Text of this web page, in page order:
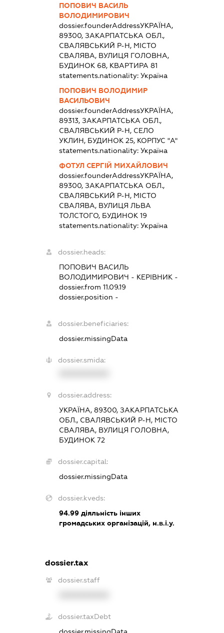
ПОПОВИЧ ВАСИЛЬ
ВОЛОДИМИРОВИЧ
dossier.founderAddressУКРАЇНА,
89300, ЗАКАРПАТСЬКА ОБЛ.,
СВАЛЯВСЬКИЙ Р-Н, МІСТО
СВАЛЯВА, ВУЛИЦЯ ГОЛОВНА,
БУДИНОК 68, КВАРТИРА 81
statements.nationality: Україна
ПОПОВИЧ ВОЛОДИМИР
ВАСИЛЬОВИЧ
dossier.founderAddressУКРАЇНА,
89313, ЗАКАРПАТСЬКА ОБЛ.,
СВАЛЯВСЬКИЙ Р-Н, СЕЛО
УКЛИН, БУДИНОК 25, КОРПУС "А"
statements.nationality: Україна
ФОТУЛ СЕРГІЙ МИХАЙЛОВИЧ
dossier.founderAddressУКРАЇНА,
89300, ЗАКАРПАТСЬКА ОБЛ.,
СВАЛЯВСЬКИЙ Р-Н, МІСТО
СВАЛЯВА, ВУЛИЦЯ ЛЬВА
ТОЛСТОГО, БУДИНОК 19
statements.nationality: Україна
dossier.heads:
ПОПОВИЧ ВАСИЛЬ
ВОЛОДИМИРОВИЧ - КЕРІВНИК-
dossier.from 11.09.19
dossier.position -
dossier.beneficiaries:
dossier.missingData
dossier.smida:
dossier.address:
УКРАЇНА, 89300, ЗАКАРПАТСЬКА
ОБЛ., СВАЛЯВСЬКИЙ Р-Н, МІСТО
СВАЛЯВА, ВУЛИЦЯ ГОЛОВНА,
БУДИНОК 72
dossier.capital:
dossier.missingData
dossier.kveds:
94.99діяльність інших
громадських організацій, н.в.і.у.
dossier.tax
dossier.staff
dossier.taxDebt
dossier.missingData